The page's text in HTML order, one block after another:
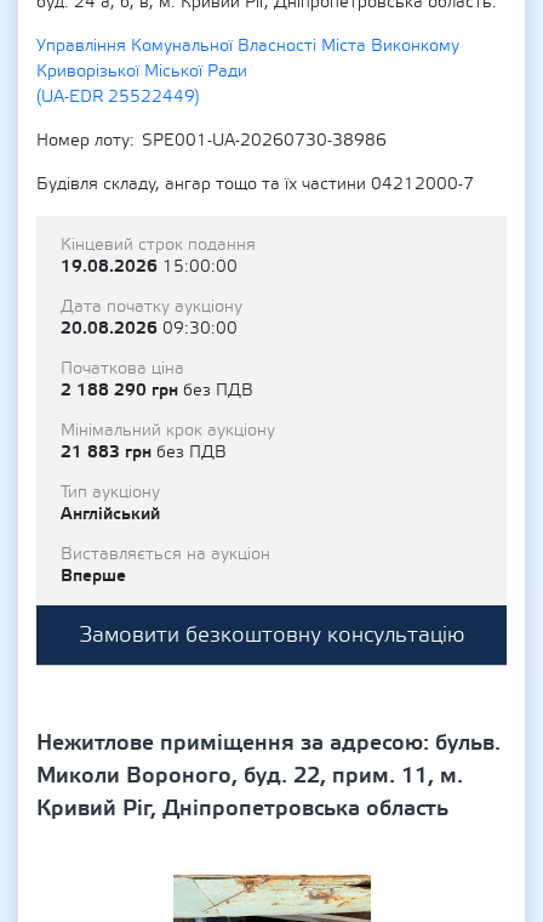
Управління Комунальної Власності Міста Виконкому
Криворізької Міської Ради
(UA-EDR 25522449)
Номер лоту
SPE001-UA-20260730-38986
Будівля складу, ангар тощо та їх частини 04212000-7
Кінцевий строк подання
19.08.2026 15:00:00
Дата початку аукціону
20.08.2026 09:30:00
Початкова ціна
2 188 290 грн без ПДВ
Мінімальний крок аукціону
21 883 грн без ПДВ
Тип аукціону
Англійський
Виставляється на аукціон
Вперше
Замовити безкоштовну консультацію
Нежитлове приміщення за адресою: бульв.
Миколи Вороного, буд. 22, прим. 11, м.
Кривий Ріг, Дніпропетровська область